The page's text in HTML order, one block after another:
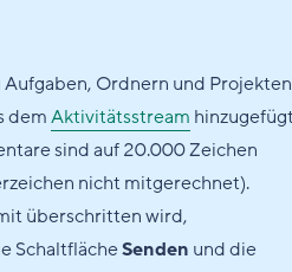
Ordnern und Projekten
demAktivitätsstream
sind auf 20.000 Zeichen
nicht mitgerechnet).
überschritten wird,
SchaltflächeSenden und die